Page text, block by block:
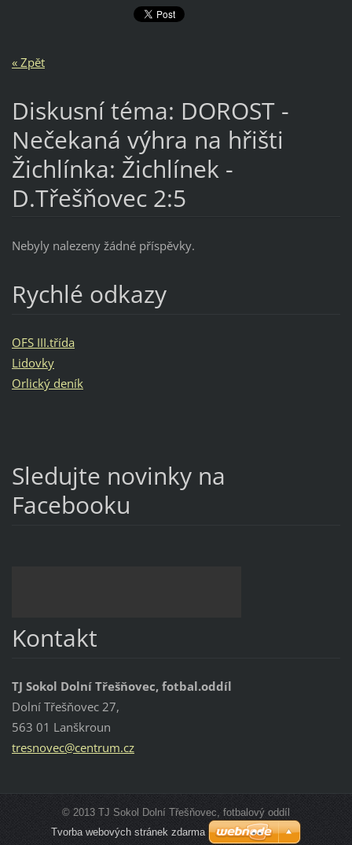
« Zpět
Diskusní téma: DOROST -
Nečekaná výhra na hřišti
Žichlínka: Žichlínek -
D.Třešňovec 2:5
Nebyly nalezeny žádné příspěvky.
Rychlé odkazy
OFS III.třída
Lidovky
Orlický deník
Sledujte novinky na
Facebooku
Kontakt
TJ Sokol Dolní Třešňovec, fotbal.oddíl
Dolní Třešňovec 27,
563 01 Lanškroun
tresnovec@centrum.cz
© 2013 TJ Sokol Dolní Třešňovec, fotbalový oddíl
Tvorba webových stránek zdarma